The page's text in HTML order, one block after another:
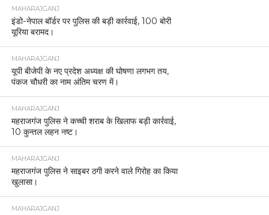
MAHARAJGANJ
इंडो-नेपाल बॉर्डर पर पुलिस की बड़ी कार्रवाई, 100 बोरी
यूरिया बरामद।
MAHARAJGANJ
यूपी बीजेपी के नए प्रदेश अध्यक्ष की घोषणा लगभग तय,
पंकज चौधरी का नाम अंतिम चरण में।
MAHARAJGANJ
महराजगंज पुलिस ने कच्ची शराब के खिलाफ बड़ी कार्रवाई,
10 कुन्तल लहन नष्ट।
MAHARAJGANJ
महराजगंज पुलिस ने साइबर ठगी करने वाले गिरोह का किया
खुलासा।
MAHARAJGANJ